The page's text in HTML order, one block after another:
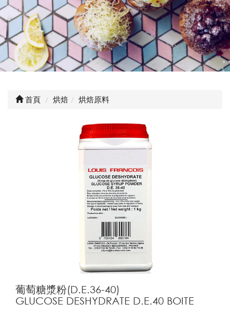
首頁 烘焙 烘焙原料
葡萄糖漿粉(D.E.36-40)
GLUCOSE DESHYDRATE D.E.40 BOITE